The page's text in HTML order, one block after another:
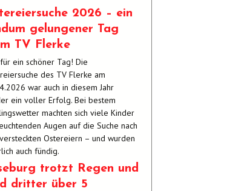
2026 – ein
gelungener Tag
TV Flerke
ein schöner Tag! Die
des TV Flerke am
war auch in diesem Jahr
ein voller Erfolg. Bei bestem
machten sich viele Kinder
Augen auf die Suche nach
Ostereiern – und wurden
auch fündig.
trotzt Regen und
dritter über 5